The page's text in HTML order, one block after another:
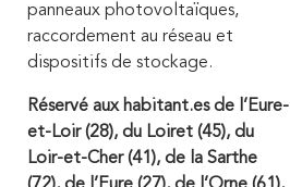
panneaux photovoltaïques,
raccordement au réseau et
dispositifs de stockage.
Réservé aux habitant.es de l’Eure-
et-Loir (28), du Loiret (45), du
Loir-et-Cher (41), de la Sarthe